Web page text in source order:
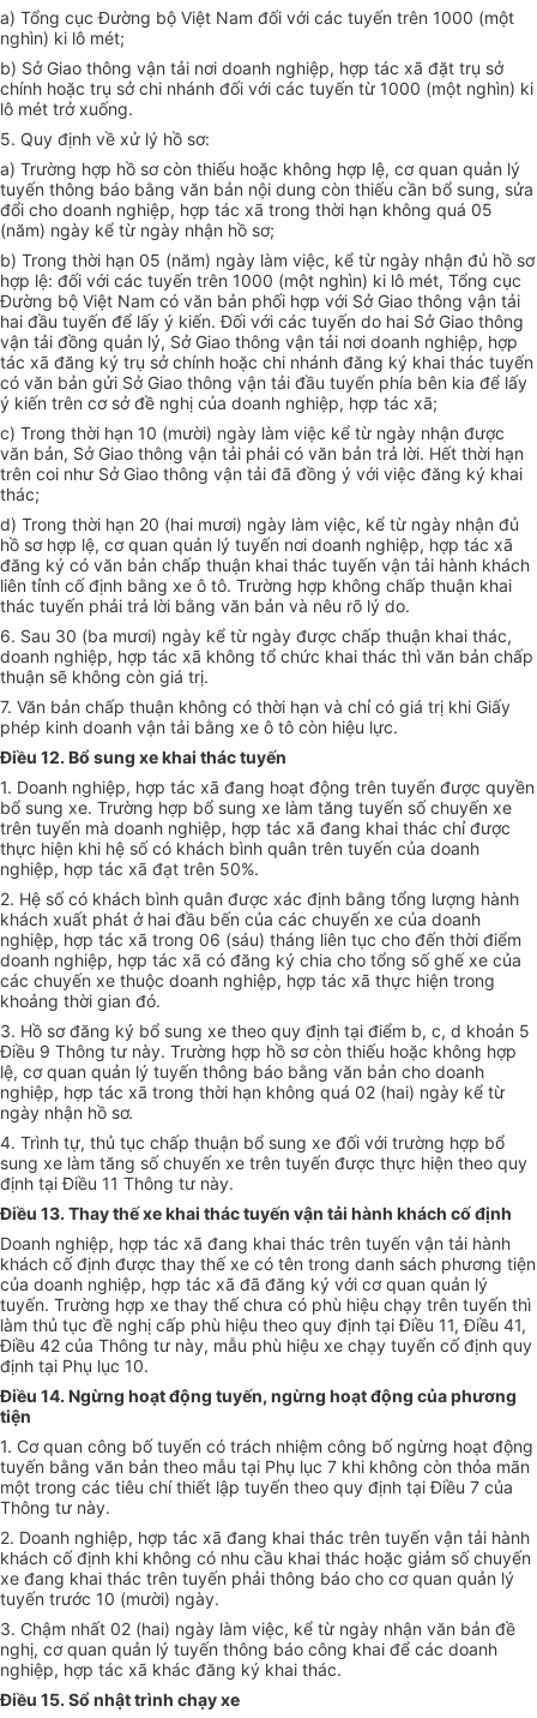
a) Tổng cục Đường bộ Việt Nam đối với các tuyến trên 1000 (một
nghìn) ki lô mét;
b) Sở Giao thông vận tải nơi doanh nghiệp, hợp tác xã đặt trụ sở
chính hoặc trụ sở chi nhánh đối với các tuyến từ 1000 (một nghìn) ki
lô mét trở xuống.
5. Quy định về xử lý hồ sơ:
a) Trường hợp hồ sơ còn thiếu hoặc không hợp lệ, cơ quan quản lý
tuyến thông báo bằng văn bản nội dung còn thiếu cần bổ sung, sửa
đổi cho doanh nghiệp, hợp tác xã trong thời hạn không quá 05
(năm) ngày kể từ ngày nhận hồ sơ;
b) Trong thời hạn 05 (năm) ngày làm việc, kể từ ngày nhận đủ hồ sơ
hợp lệ: đối với các tuyến trên 1000 (một nghìn) ki lô mét, Tổng cục
Đường bộ Việt Nam có văn bản phối hợp với Sở Giao thông vận tải
hai đầu tuyến để lấy ý kiến. Đối với các tuyến do hai Sở Giao thông
vận tải đồng quản lý, Sở Giao thông vận tải nơi doanh nghiệp, hợp
tác xã đăng ký trụ sở chính hoặc chi nhánh đăng ký khai thác tuyến
có văn bản gửi Sở Giao thông vận tải đầu tuyến phía bên kia để lấy
ý kiến trên cơ sở đề nghị của doanh nghiệp, hợp tác xã;
c) Trong thời hạn 10 (mười) ngày làm việc kể từ ngày nhận được
văn bản, Sở Giao thông vận tải phải có văn bản trả lời. Hết thời hạn
trên coi như Sở Giao thông vận tải đã đồng ý với việc đăng ký khai
thác;
d) Trong thời hạn 20 (hai mươi) ngày làm việc, kể từ ngày nhận đủ
hồ sơ hợp lệ, cơ quan quản lý tuyến nơi doanh nghiệp, hợp tác xã
đăng ký có văn bản chấp thuận khai thác tuyến vận tải hành khách
liên tỉnh cố định bằng xe ô tô. Trường hợp không chấp thuận khai
thác tuyến phải trả lời bằng văn bản và nêu rõ lý do.
6. Sau 30 (ba mươi) ngày kể từ ngày được chấp thuận khai thác,
doanh nghiệp, hợp tác xã không tổ chức khai thác thì văn bản chấp
thuận sẽ không còn giá trị.
7. Văn bản chấp thuận không có thời hạn và chỉ có giá trị khi Giấy
phép kinh doanh vận tải bằng xe ô tô còn hiệu lực.
Điều 12. Bổ sung xe khai thác tuyến
1. Doanh nghiệp, hợp tác xã đang hoạt động trên tuyến được quyền
bổ sung xe. Trường hợp bổ sung xe làm tăng tuyến số chuyến xe
trên tuyến mà doanh nghiệp, hợp tác xã đang khai thác chỉ được
thực hiện khi hệ số có khách bình quân trên tuyến của doanh
nghiệp, hợp tác xã đạt trên 50%.
2. Hệ số có khách bình quân được xác định bằng tổng lượng hành
khách xuất phát ở hai đầu bến của các chuyến xe của doanh
nghiệp, hợp tác xã trong 06 (sáu) tháng liên tục cho đến thời điểm
doanh nghiệp, hợp tác xã có đăng ký chia cho tổng số ghế xe của
các chuyến xe thuộc doanh nghiệp, hợp tác xã thực hiện trong
khoảng thời gian đó.
3. Hồ sơ đăng ký bổ sung xe theo quy định tại điểm b, c, d khoản 5
Điều 9 Thông tư này. Trường hợp hồ sơ còn thiếu hoặc không hợp
lệ, cơ quan quản lý tuyến thông báo bằng văn bản cho doanh
nghiệp, hợp tác xã trong thời hạn không quá 02 (hai) ngày kể từ
ngày nhận hồ sơ.
4. Trình tự, thủ tục chấp thuận bổ sung xe đối với trường hợp bổ
sung xe làm tăng số chuyến xe trên tuyến được thực hiện theo quy
định tại Điều 11 Thông tư này.
Điều 13. Thay thế xe khai thác tuyến vận tải hành khách cố định
Doanh nghiệp, hợp tác xã đang khai thác trên tuyến vận tải hành
khách cố định được thay thế xe có tên trong danh sách phương tiện
của doanh nghiệp, hợp tác xã đã đăng ký với cơ quan quản lý
tuyến. Trường hợp xe thay thế chưa có phù hiệu chạy trên tuyến thì
làm thủ tục đề nghị cấp phù hiệu theo quy định tại Điều 11, Điều 41,
Điều 42 của Thông tư này, mẫu phù hiệu xe chạy tuyến cố định quy
định tại Phụ lục 10.
Điều 14. Ngừng hoạt động tuyến, ngừng hoạt động của phương
tiện
1. Cơ quan công bố tuyến có trách nhiệm công bố ngừng hoạt động
tuyến bằng văn bản theo mẫu tại Phụ lục 7 khi không còn thỏa mãn
một trong các tiêu chí thiết lập tuyến theo quy định tại Điều 7 của
Thông tư này.
2. Doanh nghiệp, hợp tác xã đang khai thác trên tuyến vận tải hành
khách cố định khi không có nhu cầu khai thác hoặc giảm số chuyến
xe đang khai thác trên tuyến phải thông báo cho cơ quan quản lý
tuyến trước 10 (mười) ngày.
3. Chậm nhất 02 (hai) ngày làm việc, kể từ ngày nhận văn bản đề
nghị, cơ quan quản lý tuyến thông báo công khai để các doanh
nghiệp, hợp tác xã khác đăng ký khai thác.
Điều 15. Sổ nhật trình chạy xe